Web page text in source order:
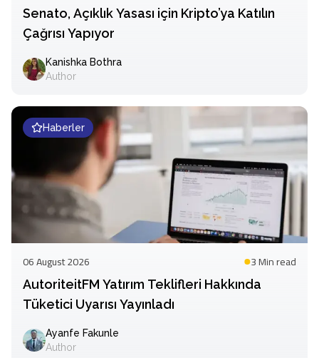
Senato, Açıklık Yasası için Kripto’ya Katılın
Çağrısı Yapıyor
Kanishka Bothra
Author
Haberler
06 August 2026 3 Minread
AutoriteitFM Yatırım Teklifleri Hakkında
Tüketici Uyarısı Yayınladı
Ayanfe Fakunle
Author